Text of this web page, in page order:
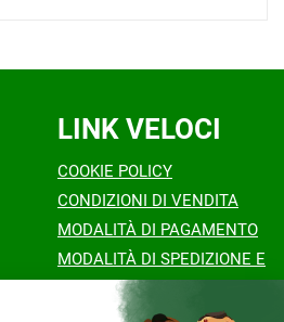
LINK VELOCI
COOKIE POLICY
CONDIZIONI DI VENDITA
MODALITÀ DI PAGAMENTO
MODALITÀ DI SPEDIZIONE E
INFORMATIVA PRIVACY